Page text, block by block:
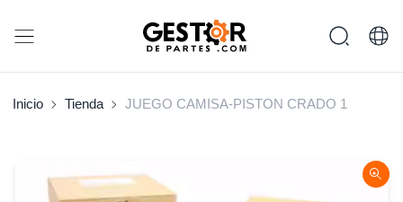
Inicio Tienda JUEGO CAMISA-PISTON CRADO 1